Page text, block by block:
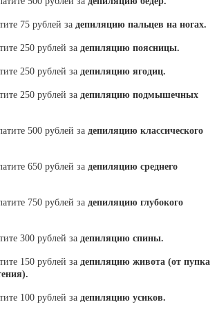
75 рублей за депиляцию пальцев на ногах.
250 рублей за депиляцию поясницы.
250 рублей за депиляцию ягодиц.
250 рублей за депиляцию подмышечных
500 рублей за депиляцию классического
650 рублей за депиляцию среднего
750 рублей за депиляцию глубокого
300 рублей за депиляцию спины.
150 рублей за депиляцию живота (от пупка
100 рублей за депиляцию усиков.